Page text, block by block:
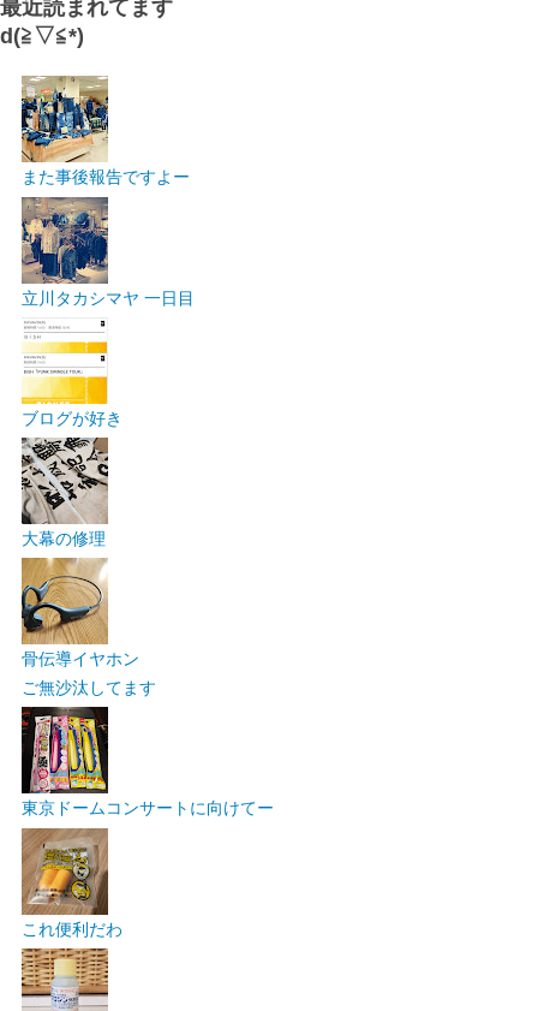
最近読まれてます
d(≧▽≦*)
また事後報告ですよー
立川タカシマヤ 一日目
ブログが好き
大幕の修理
骨伝導イヤホン
ご無沙汰してます
東京ドームコンサートに向けてー
これ便利だわ